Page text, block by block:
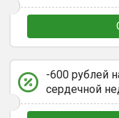
-600 рублей
сердечной